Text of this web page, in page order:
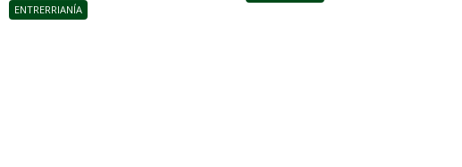
ENTRERRIANÍA